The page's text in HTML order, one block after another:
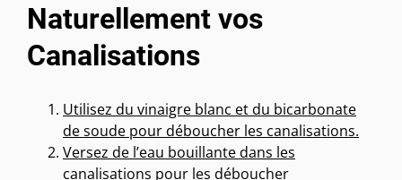
Naturellement vos
Canalisations
Utilisez du vinaigre blanc et du bicarbonate
de soude pour déboucher les canalisations.
Versez de l’eau bouillante dans les
canalisations pour les déboucher